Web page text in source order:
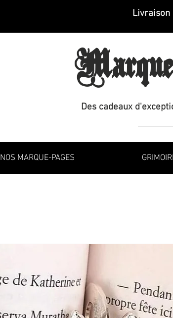
Livraison
Des cadeaux
NOS MARQUE-PAGES